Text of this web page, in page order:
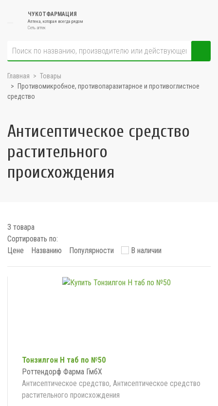
ЧУКОТФАРМАЦИЯ
Аптека, которая всегда рядом
Сеть аптек
Главная
Товары
Противомикробное, противопаразитарное и противоглистное
средство
Антисептическое средство
растительного
происхождения
3 товара
Сортировать по:
Цене
Названию Популярности В наличии
Тонзилгон Н таб по №50
Роттендорф Фарма ГмбХ
Антисептическое средство, Антисептическое средство
растительного происхождения